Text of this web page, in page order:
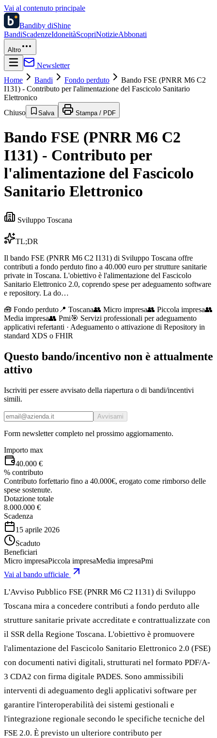
Vai al contenuto principale
Bandiby diShine
BandiScadenzeIdoneitàScopriNotizieAbbonati
Altro
Newsletter
Home
Bandi Fondo perduto
Bando FSE (PNRR M6 C2
I131) - Contributo per l'alimentazione del Fascicolo Sanitario
Elettronico
Chiuso
Salva Stampa / PDF
Bando FSE (PNRR M6 C2
I131) - Contributo per
l'alimentazione del Fascicolo
Sanitario Elettronico
Sviluppo Toscana
TL;DR
Il bando FSE (PNRR M6 C2 I131) di Sviluppo Toscana offre
contributi a fondo perduto fino a 40.000 euro per strutture sanitarie
private in Toscana. L'obiettivo è l'alimentazione del Fascicolo
Sanitario Elettronico 2.0, coprendo spese per adeguamento software
e repository. La do…
🧰 Fondo perduto 📍 Toscana👥 Micro impresa👥 Piccola impresa👥
Media impresa👥 Pmi🎯 Servizi professionali per adeguamento
applicativi refertanti · Adeguamento o attivazione di Repository in
standard XDS o FHIR
Questo bando/incentivo non è attualmente
attivo
Iscriviti per essere avvisato della riapertura o di bandi/incentivi
simili.
Avvisami
Form newsletter completo nel prossimo aggiornamento.
Importo max
40.000 €
% contributo
Contributo forfettario fino a 40.000€, erogato come rimborso delle
spese sostenute.
Dotazione totale
8.000.000 €
Scadenza
15 aprile 2026
Scaduto
Beneficiari
Micro impresaPiccola impresaMedia impresaPmi
Vai al bando ufficiale
L'Avviso Pubblico FSE (PNRR M6 C2 I131) di Sviluppo
Toscana mira a concedere contributi a fondo perduto alle
strutture sanitarie private accreditate e contrattualizzate con
il SSR della Regione Toscana. L'obiettivo è promuovere
l'alimentazione del Fascicolo Sanitario Elettronico 2.0 (FSE)
con documenti nativi digitali, strutturati nel formato PDF/A-
3 CDA2 con firma digitale PADES. Sono ammissibili
interventi di adeguamento degli applicativi software per
garantire l'interoperabilità dei sistemi gestionali e
l'integrazione regionale secondo le specifiche tecniche del
FSE 2.0. È previsto un ulteriore contributo per